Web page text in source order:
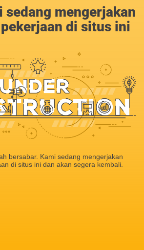
sedang mengerjakan
di situs ini
bersabar. Kami sedang mengerjakan
di situs ini dan akan segera kembali.